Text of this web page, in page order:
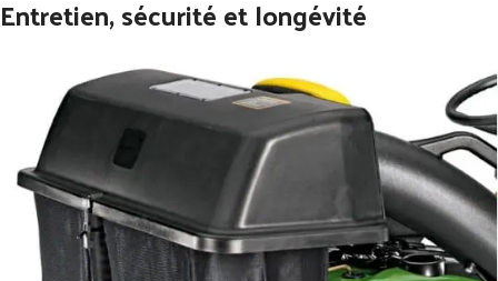
Entretien, sécurité et longévité